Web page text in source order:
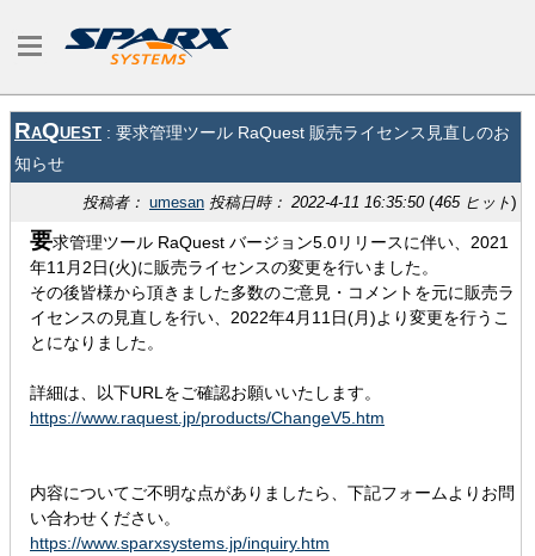
RaQuest : 要求管理ツール RaQuest 販売ライセンス見直しのお
知らせ
投稿者： umesan 投稿日時： 2022-4-11 16:35:50(465 ヒット)
要求管理ツール RaQuest バージョン5.0リリースに伴い、2021
年11月2日(火)に販売ライセンスの変更を行いました。
その後皆様から頂きました多数のご意見・コメントを元に販売ラ
イセンスの見直しを行い、2022年4月11日(月)より変更を行うこ
とになりました。
詳細は、以下URLをご確認お願いいたします。
https://www.raquest.jp/products/ChangeV5.htm
内容についてご不明な点がありましたら、下記フォームよりお問
い合わせください。
https://www.sparxsystems.jp/inquiry.htm